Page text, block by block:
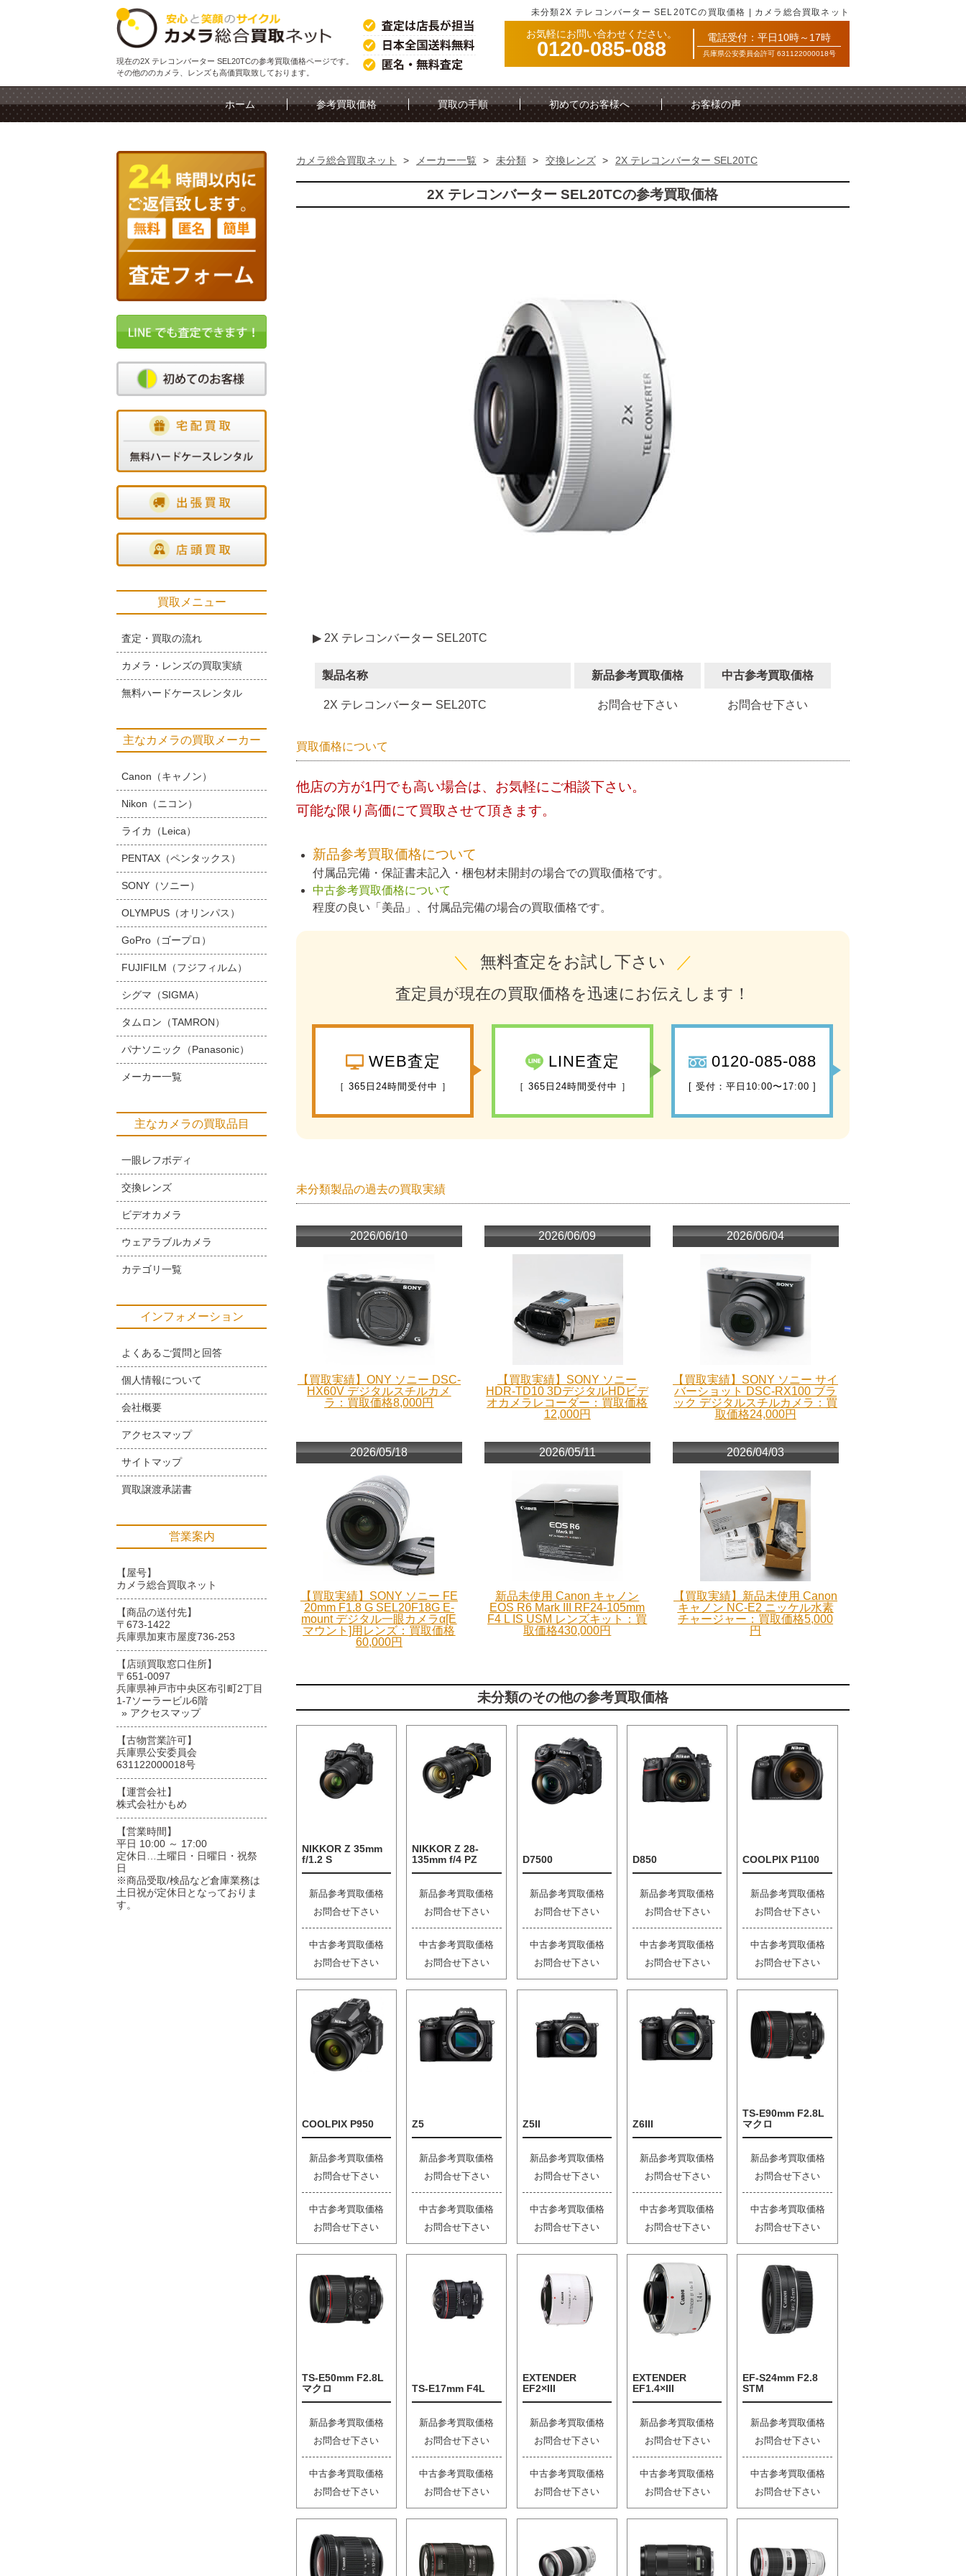
未分類2X テレコンバーター SEL20TCの買取価格 | カメラ総合買取ネット
現在の2X テレコンバーター SEL20TCの参考買取価格ページです。
その他ののカメラ、レンズも高価買取致しております。
お気軽にお問い合わせください。
0120-085-088 電話受付：平日10時～17時
兵庫県公安委員会許可 631122000018号
ホーム 参考買取価格 買取の手順 初めてのお客様へ お客様の声
カメラ総合買取ネット > メーカー一覧 > 未分類 > 交換レンズ > 2X テレコンバーター SEL20TC
2X テレコンバーター SEL20TCの参考買取価格
▶ 2X テレコンバーター SEL20TC
製品名称 新品参考買取価格 中古参考買取価格
2X テレコンバーター SEL20TC お問合せ下さい お問合せ下さい
買取価格について
他店の方が1円でも高い場合は、お気軽にご相談下さい。
可能な限り高価にて買取させて頂きます。
新品参考買取価格について
付属品完備・保証書未記入・梱包材未開封の場合での買取価格です。
中古参考買取価格について
程度の良い「美品」、付属品完備の場合の買取価格です。
＼ 無料査定をお試し下さい ／
査定員が現在の買取価格を迅速にお伝えします！
WEB査定
［ 365日24時間受付中 ］
LINE査定
［ 365日24時間受付中 ］
0120-085-088
[ 受付：平日10:00〜17:00 ]
未分類製品の過去の買取実績
2026/06/10
【買取実績】ONY ソニー DSC-
HX60V デジタルスチルカメ
ラ：買取価格8,000円
2026/06/09
【買取実績】SONY ソニー
HDR-TD10 3DデジタルHDビデ
オカメラレコーダー：買取価格
12,000円
2026/06/04
【買取実績】SONY ソニー サイ
バーショット DSC-RX100 ブラ
ック デジタルスチルカメラ：買
取価格24,000円
2026/05/18
【買取実績】SONY ソニー FE
20mm F1.8 G SEL20F18G E-
mount デジタル一眼カメラα[E
マウント]用レンズ：買取価格
60,000円
2026/05/11
新品未使用 Canon キャノン
EOS R6 Mark III RF24-105mm
F4 L IS USM レンズキット：買
取価格430,000円
2026/04/03
【買取実績】新品未使用 Canon
キャノン NC-E2 ニッケル水素
チャージャー：買取価格5,000
円
未分類のその他の参考買取価格
NIKKOR Z 35mm
f/1.2 S
新品参考買取価格
お問合せ下さい
中古参考買取価格
お問合せ下さい
NIKKOR Z 28-
135mm f/4 PZ
新品参考買取価格
お問合せ下さい
中古参考買取価格
お問合せ下さい
D7500
新品参考買取価格
お問合せ下さい
中古参考買取価格
お問合せ下さい
D850
新品参考買取価格
お問合せ下さい
中古参考買取価格
お問合せ下さい
COOLPIX P1100
新品参考買取価格
お問合せ下さい
中古参考買取価格
お問合せ下さい
COOLPIX P950
新品参考買取価格
お問合せ下さい
中古参考買取価格
お問合せ下さい
Z5
新品参考買取価格
お問合せ下さい
中古参考買取価格
お問合せ下さい
Z5II
新品参考買取価格
お問合せ下さい
中古参考買取価格
お問合せ下さい
Z6III
新品参考買取価格
お問合せ下さい
中古参考買取価格
お問合せ下さい
TS-E90mm F2.8L
マクロ
新品参考買取価格
お問合せ下さい
中古参考買取価格
お問合せ下さい
TS-E50mm F2.8L
マクロ
新品参考買取価格
お問合せ下さい
中古参考買取価格
お問合せ下さい
TS-E17mm F4L
新品参考買取価格
お問合せ下さい
中古参考買取価格
お問合せ下さい
EXTENDER
EF2×III
新品参考買取価格
お問合せ下さい
中古参考買取価格
お問合せ下さい
EXTENDER
EF1.4×III
新品参考買取価格
お問合せ下さい
中古参考買取価格
お問合せ下さい
EF-S24mm F2.8
STM
新品参考買取価格
お問合せ下さい
中古参考買取価格
お問合せ下さい
買取メニュー
査定・買取の流れ
カメラ・レンズの買取実績
無料ハードケースレンタル
主なカメラの買取メーカー
Canon（キャノン）
Nikon（ニコン）
ライカ（Leica）
PENTAX（ペンタックス）
SONY（ソニー）
OLYMPUS（オリンパス）
GoPro（ゴープロ）
FUJIFILM（フジフィルム）
シグマ（SIGMA）
タムロン（TAMRON）
パナソニック（Panasonic）
メーカー一覧
主なカメラの買取品目
一眼レフボディ
交換レンズ
ビデオカメラ
ウェアラブルカメラ
カテゴリ一覧
インフォメーション
よくあるご質問と回答
個人情報について
会社概要
アクセスマップ
サイトマップ
買取譲渡承諾書
営業案内
【屋号】
カメラ総合買取ネット
【商品の送付先】
〒673-1422
兵庫県加東市屋度736-253
【店頭買取窓口住所】
〒651-0097
兵庫県神戸市中央区布引町2丁目
1-7ソーラービル6階
» アクセスマップ
【古物営業許可】
兵庫県公安委員会
631122000018号
【運営会社】
株式会社かもめ
【営業時間】
平日 10:00 ～ 17:00
定休日…土曜日・日曜日・祝祭
日
※商品受取/検品など倉庫業務は
土日祝が定休日となっておりま
す。